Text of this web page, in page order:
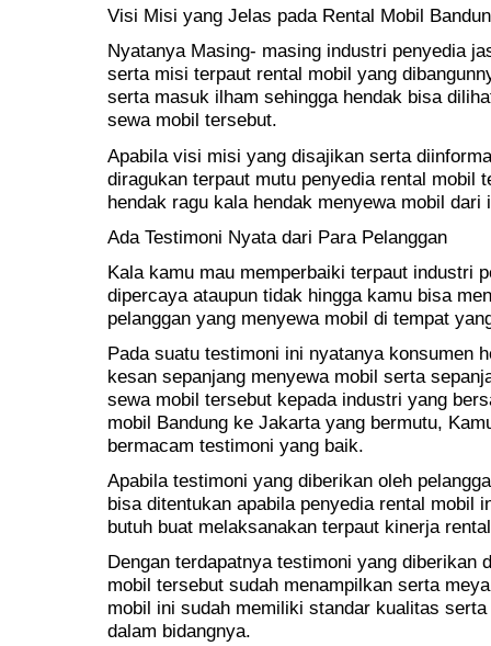
Visi Misi yang Jelas pada Rental Mobil
Nyatanya Masing- masing industri penyedia
serta misi terpaut rental mobil yang
serta masuk ilham sehingga hendak bisa
sewa mobil tersebut.
Apabila visi misi yang disajikan serta
diragukan terpaut mutu penyedia rental mobil
hendak ragu kala hendak menyewa mobil dari
Ada Testimoni Nyata dari Para Pelanggan
Kala kamu mau memperbaiki terpaut industri
dipercaya ataupun tidak hingga kamu bisa
pelanggan yang menyewa mobil di tempat
Pada suatu testimoni ini nyatanya konsumen
kesan sepanjang menyewa mobil serta
sewa mobil tersebut kepada industri yang
mobil Bandung ke Jakarta yang bermutu,
bermacam testimoni yang baik.
Apabila testimoni yang diberikan oleh
bisa ditentukan apabila penyedia rental mobil
butuh buat melaksanakan terpaut kinerja
Dengan terdapatnya testimoni yang diberikan
mobil tersebut sudah menampilkan serta
mobil ini sudah memiliki standar kualitas
dalam bidangnya.